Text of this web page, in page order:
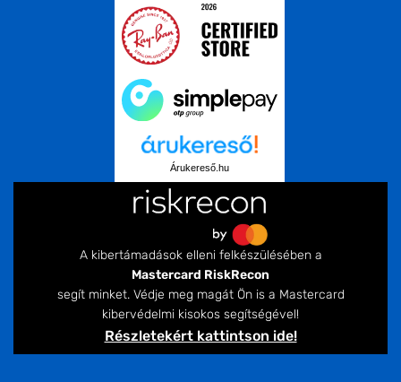
Árukereső.hu
A kibertámadások elleni felkészülésében a
Mastercard RiskRecon
segít minket. Védje meg magát Ön is a Mastercard
kibervédelmi kisokos segítségével!
Részletekért kattintson ide!